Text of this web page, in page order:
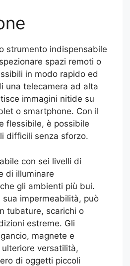
strumento indispensabile
spazi remoti o
in modo rapido ed
una telecamera ad alta
immagini nitide su
o smartphone. Con il
flessibile, è possibile
difficili senza sforzo.
con sei livelli di
di illuminare
gli ambienti più bui.
sua impermeabilità, può
tubature, scarichi o
estreme. Gli
magnete e
versatilità,
di oggetti piccoli